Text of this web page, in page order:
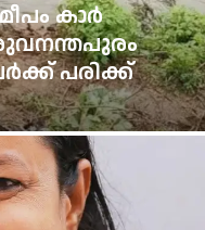
കാർ
പരിക്ക്